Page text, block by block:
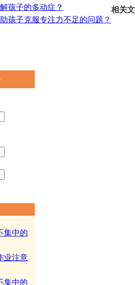
孩子的多动症？
孩子克服专注力不足的问题？
相关
集中的
业注意
集中的